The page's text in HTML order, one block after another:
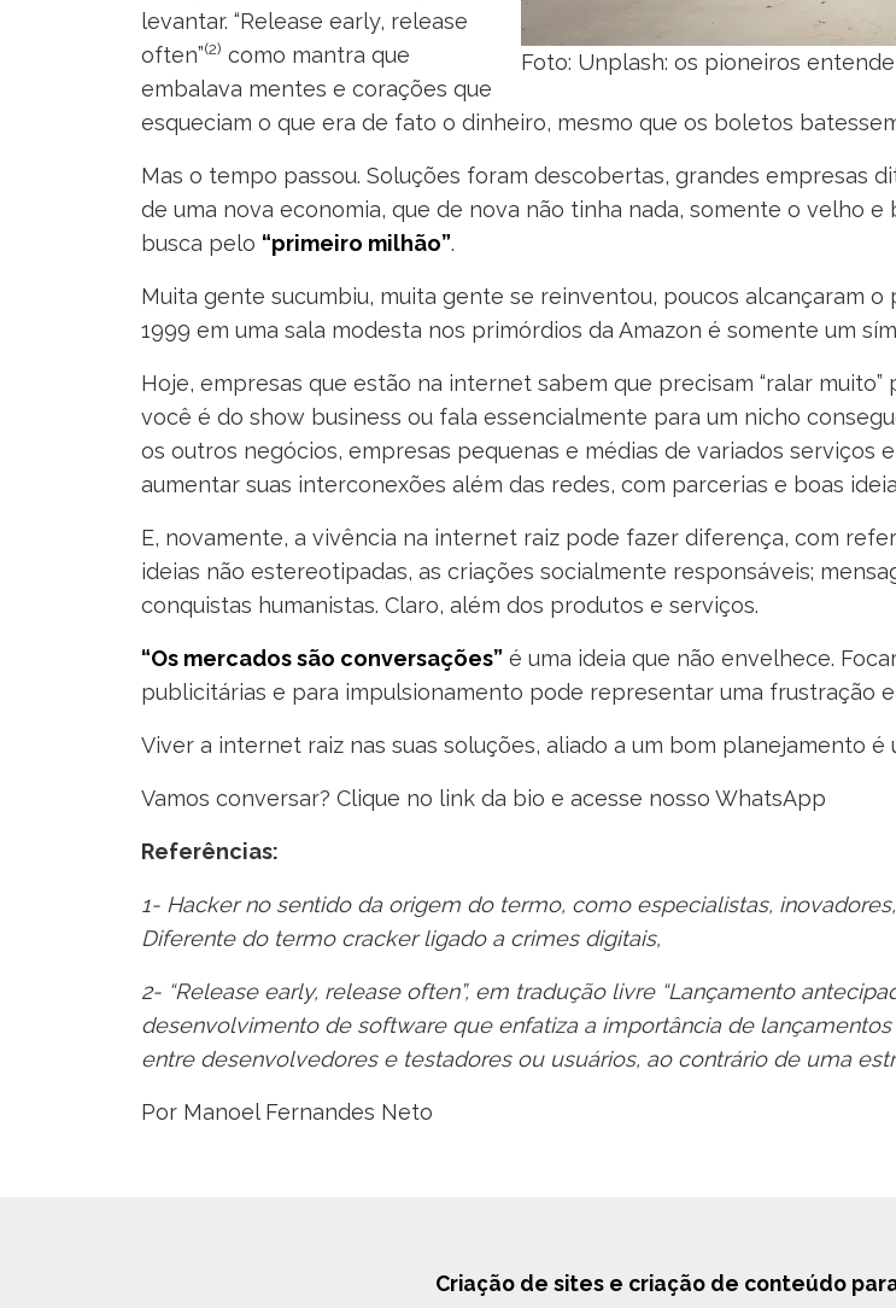
Foto: Unplash: os pioneiros
levantar. “Release early, release
often”(2) como mantra que
embalava mentes e corações que
esqueciam o que era de fato o dinheiro, mesmo que os boletos
Mas o tempo passou. Soluções foram descobertas, grandes empresas
de uma nova economia, que de nova não tinha nada, somente o velho
busca pelo “primeiro milhão”.
Muita gente sucumbiu, muita gente se reinventou, poucos alcançaram
1999 em uma sala modesta nos primórdios da Amazon é somente um
Hoje, empresas que estão na internet sabem que precisam “ralar
você é do show business ou fala essencialmente para um nicho
os outros negócios, empresas pequenas e médias de variados
aumentar suas interconexões além das redes, com parcerias e boas
E, novamente, a vivência na internet raiz pode fazer diferença, com
ideias não estereotipadas, as criações socialmente responsáveis;
conquistas humanistas. Claro, além dos produtos e serviços.
“Os mercados são conversações” é uma ideia que não envelhece.
publicitárias e para impulsionamento pode representar uma frustração
Viver a internet raiz nas suas soluções, aliado a um bom planejamento
Vamos conversar? Clique no link da bio e acesse nosso WhatsApp
Referências:
1- Hacker no sentido da origem do termo, como especialistas,
Diferente do termo cracker ligado a crimes digitais,
2- “Release early, release often”, em tradução livre “Lançamento
desenvolvimento de software que enfatiza a importância de
entre desenvolvedores e testadores ou usuários, ao contrário de uma
Por Manoel Fernandes Neto
Criação de sites e criação de conteúdo